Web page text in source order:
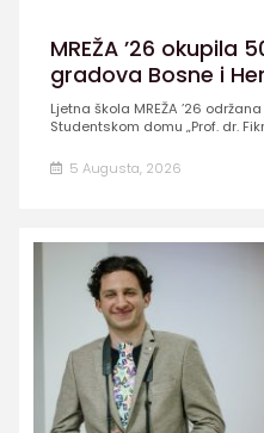
MREŽA ’26 okupila
gradova Bosne i
Ljetna škola MREŽA ’26
Studentskom domu „Prof. dr.
5 Augusta, 2026